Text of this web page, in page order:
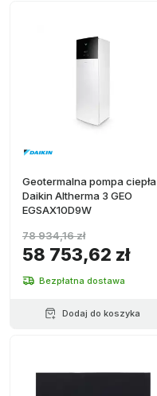
Geotermalna pompa ciepła
Daikin Altherma 3 GEO
EGSAX10D9W
58 753,62 zł
78 934,16 zł
Bezpłatna dostawa
Dodaj do koszyka